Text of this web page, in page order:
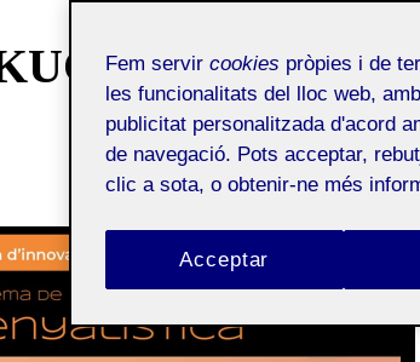
[TANIA
Fem servir cookies pròpies i de
les funcionalitats del lloc web,
publicitat personalitzada d'acord
de navegació. Pots acceptar,
clic a sota, o obtenir-ne més
Acceptar